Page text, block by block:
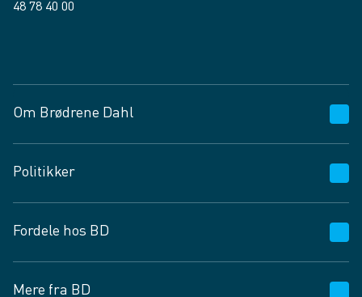
48 78 40 00
Om Brødrene Dahl
Vagttelefon 30 10 89 89
Spørgsmål og svar
Job og karriere
Fødevarekontrolrapport
Politikker
Privatlivspolitik
Cookies
Vilkår og betingelser
Fordele hos BD
Mere fra BD